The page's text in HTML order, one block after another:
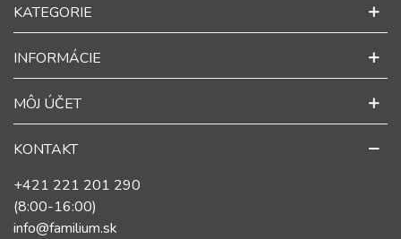
KATEGORIE
INFORMÁCIE
MÔJ ÚČET
KONTAKT
+421 221 201 290
(8:00-16:00)
info@familium.sk